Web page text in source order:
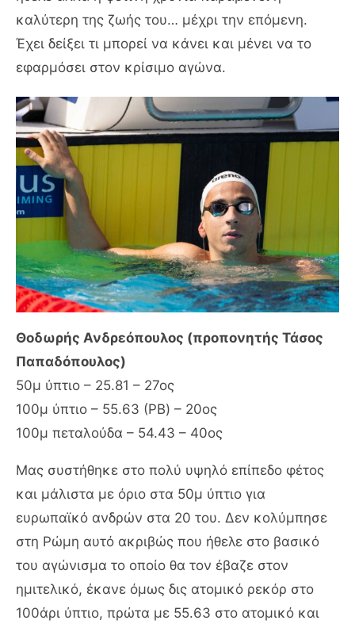
καλύτερη της ζωής του… μέχρι την επόμενη.
Έχει δείξει τι μπορεί να κάνει και μένει να το
εφαρμόσει στον κρίσιμο αγώνα.
Θοδωρής Ανδρεόπουλος (προπονητής Τάσος
Παπαδόπουλος)
50μ ύπτιο – 25.81 – 27ος
100μ ύπτιο – 55.63 (PB) – 20ος
100μ πεταλούδα – 54.43 – 40ος
Μας συστήθηκε στο πολύ υψηλό επίπεδο φέτος
και μάλιστα με όριο στα 50μ ύπτιο για
ευρωπαϊκό ανδρών στα 20 του. Δεν κολύμπησε
στη Ρώμη αυτό ακριβώς που ήθελε στο βασικό
του αγώνισμα το οποίο θα τον έβαζε στον
ημιτελικό, έκανε όμως δις ατομικό ρεκόρ στο
100άρι ύπτιο, πρώτα με 55.63 στο ατομικό και